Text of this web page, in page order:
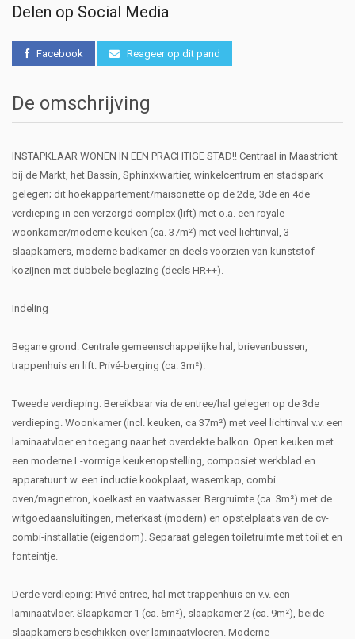
Delen op Social Media
Facebook Reageer op dit pand
De omschrijving
INSTAPKLAAR WONEN IN EEN PRACHTIGE STAD!! Centraal in Maastricht
bij de Markt, het Bassin, Sphinxkwartier, winkelcentrum en stadspark
gelegen; dit hoekappartement/maisonette op de 2de, 3de en 4de
verdieping in een verzorgd complex (lift) met o.a. een royale
woonkamer/moderne keuken (ca. 37m²) met veel lichtinval, 3
slaapkamers, moderne badkamer en deels voorzien van kunststof
kozijnen met dubbele beglazing (deels HR++).
Indeling
Begane grond: Centrale gemeenschappelijke hal, brievenbussen,
trappenhuis en lift. Privé-berging (ca. 3m²).
Tweede verdieping: Bereikbaar via de entree/hal gelegen op de 3de
verdieping. Woonkamer (incl. keuken, ca 37m²) met veel lichtinval v.v. een
laminaatvloer en toegang naar het overdekte balkon. Open keuken met
een moderne L-vormige keukenopstelling, composiet werkblad en
apparatuur t.w. een inductie kookplaat, wasemkap, combi
oven/magnetron, koelkast en vaatwasser. Bergruimte (ca. 3m²) met de
witgoedaansluitingen, meterkast (modern) en opstelplaats van de cv-
combi-installatie (eigendom). Separaat gelegen toiletruimte met toilet en
fonteintje.
Derde verdieping: Privé entree, hal met trappenhuis en v.v. een
laminaatvloer. Slaapkamer 1 (ca. 6m²), slaapkamer 2 (ca. 9m²), beide
slaapkamers beschikken over laminaatvloeren. Moderne